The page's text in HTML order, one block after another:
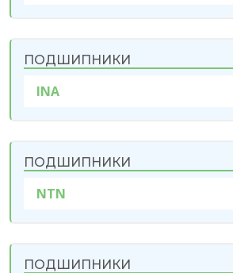
ПОДШИПНИКИ
INA
ПОДШИПНИКИ
NTN
ПОДШИПНИКИ